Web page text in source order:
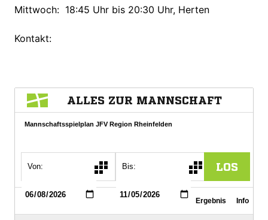
Mittwoch: 18:45 Uhr bis 20:30 Uhr, Herten
Kontakt: